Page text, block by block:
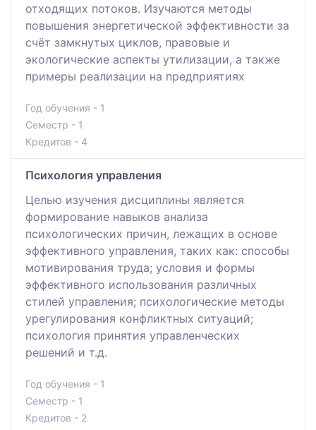
отходящих потоков. Изучаются методы
повышения энергетической эффективности за
счёт замкнутых циклов, правовые и
экологические аспекты утилизации, а также
примеры реализации на предприятиях
Год обучения - 1
Семестр - 1
Кредитов - 4
Психология управления
Целью изучения дисциплины является
формирование навыков анализа
психологических причин, лежащих в основе
эффективного управления, таких как: способы
мотивирования труда; условия и формы
эффективного использования различных
стилей управления; психологические методы
урегулирования конфликтных ситуаций;
психология принятия управленческих
решений и т.д.
Год обучения - 1
Семестр - 1
Кредитов - 2